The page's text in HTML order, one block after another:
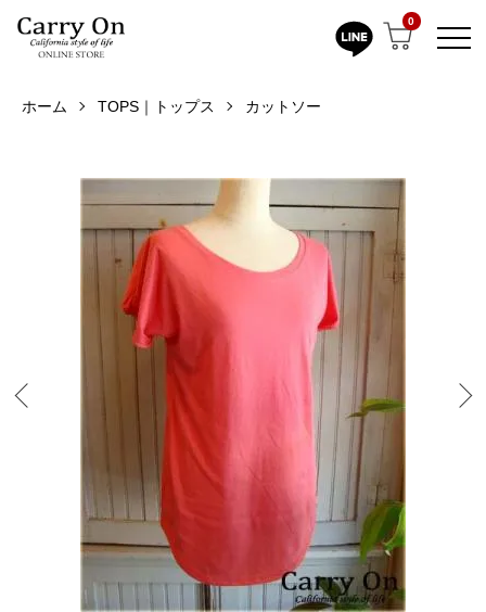
0
ホーム TOPS｜トップス カットソー